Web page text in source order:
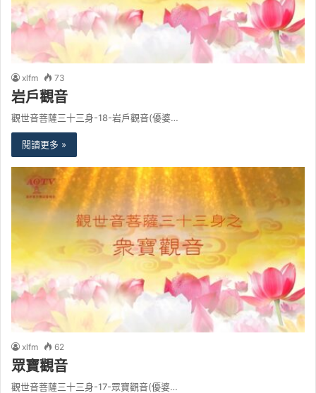
xlfm 73
岩戶觀音
觀世音菩薩三十三身-18-岩戶觀音(優婆…
閱讀更多 »
xlfm 62
眾寶觀音
觀世音菩薩三十三身-17-眾寶觀音(優婆…